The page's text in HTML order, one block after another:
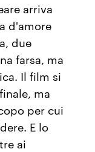
arriva
d'amore
due
farsa, ma
Il film si
ma
per cui
E lo
ai